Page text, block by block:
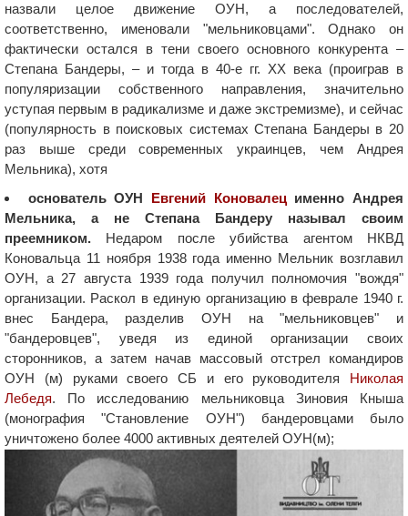
назвали целое движение ОУН, а последователей,
соответственно, именовали "мельниковцами". Однако он
фактически остался в тени своего основного конкурента –
Степана Бандеры, – и тогда в 40-е гг. ХХ века (проиграв в
популяризации собственного направления, значительно
уступая первым в радикализме и даже экстремизме), и сейчас
(популярность в поисковых системах Степана Бандеры в 20
раз выше среди современных украинцев, чем Андрея
Мельника), хотя
основатель ОУН Евгений Коновалецименно Андрея
Мельника, а не Степана Бандеру называл своим
преемником. Недаром после убийства агентом НКВД
Коновальца 11 ноября 1938 года именно Мельник возглавил
ОУН, а 27 августа 1939 года получил полномочия "вождя"
организации. Раскол в единую организацию в феврале 1940 г.
внес Бандера, разделив ОУН на "мельниковцев" и
"бандеровцев", уведя из единой организации своих
сторонников, а затем начав массовый отстрел командиров
ОУН (м) руками своего СБ и его руководителя Николая
Лебедя. По исследованию мельниковца Зиновия Кныша
(монография "Становление ОУН") бандеровцами было
уничтожено более 4000 активных деятелей ОУН(м);